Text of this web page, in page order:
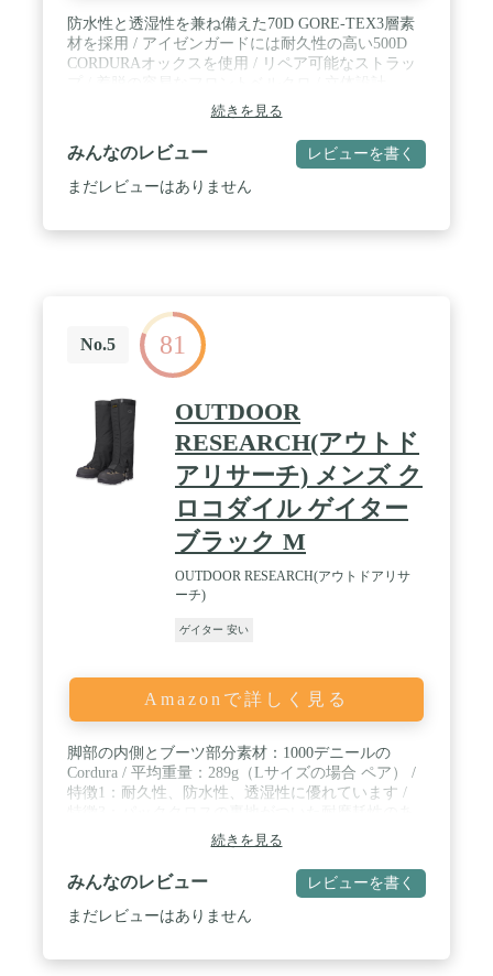
防水性と透湿性を兼ね備えた70D GORE-TEX3層素
材を採用 / アイゼンガードには耐久性の高い500D
CORDURAオックスを使用 / リペア可能なストラッ
続きを見る
みんなのレビュー レビューを書く
まだレビューはありません
No.5 81
OUTDOOR
RESEARCH(アウトド
アリサーチ) メンズ ク
ロコダイル ゲイター
ブラック M
OUTDOOR RESEARCH(アウトドアリサ
ーチ)
ゲイター 安い
Amazonで詳しく見る
脚部の内側とブーツ部分素材：1000デニールの
Cordura / 平均重量：289g（Lサイズの場合 ペア） /
特徴1：耐久性、防水性、透湿性に優れています /
るブーツの下部 / 特徴4：プラスチック ブーツにも
対応する大きめの外周
続きを見る
みんなのレビュー レビューを書く
まだレビューはありません